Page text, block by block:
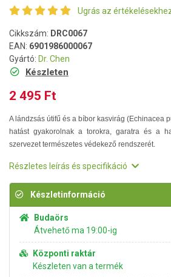
Ugrás az
Cikkszám: DRC0067
EAN: 6901986000067
Gyártó: Dr. Chen
Készleten
2 495 Ft
A lándzsás útifű és a bíbor kasvirág (Echinacea
hatást gyakorolnak a torokra, garatra és a
szervezet természetes védekező rendszerét.
Részletes leírás és specifikáció
Készletinformáció
Budaörs
Átvehető ma 19:00-ig
Központi raktár
Készleten van a termék